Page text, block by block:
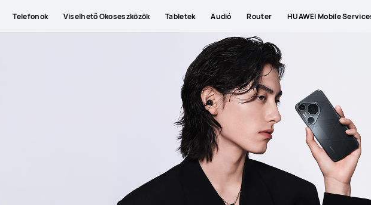
Telefonok Viselhető Okoseszközök Tabletek Audió Router HUAWEI Mobile